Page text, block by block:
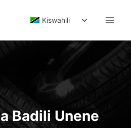
Kiswahili
Toggle
menu
Badili Unene